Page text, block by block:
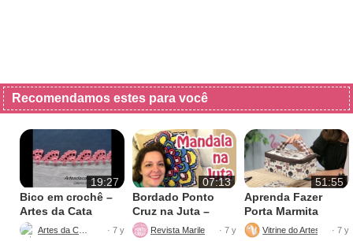
Recomendamos estes para você
19:27
Bico em crochê –
Artes da Cata
· 7 y
07:13
Bordado Ponto
Cruz na Juta –
Fácil de Fazer
Revista Marileny Ponto Cruz
· 7 y
51:55
Aprenda Fazer
Porta Marmita
Térmica
Vitrine do Artesanato
· 7 y